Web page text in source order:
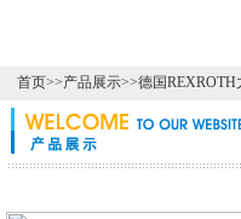
首页>>产品展示>>德国